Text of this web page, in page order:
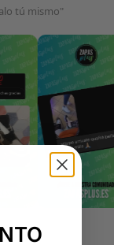
tú mismo"